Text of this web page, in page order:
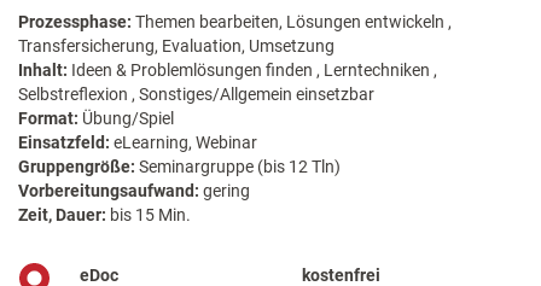
Prozessphase: Themen bearbeiten, Lösungen entwickeln ,
Transfersicherung, Evaluation, Umsetzung
Inhalt: Ideen & Problemlösungen finden , Lerntechniken ,
Selbstreflexion , Sonstiges/Allgemein einsetzbar
Format: Übung/Spiel
Einsatzfeld: eLearning, Webinar
Gruppengröße: Seminargruppe (bis 12 Tln)
Vorbereitungsaufwand: gering
Zeit, Dauer: bis 15 Min.
eDoc kostenfrei